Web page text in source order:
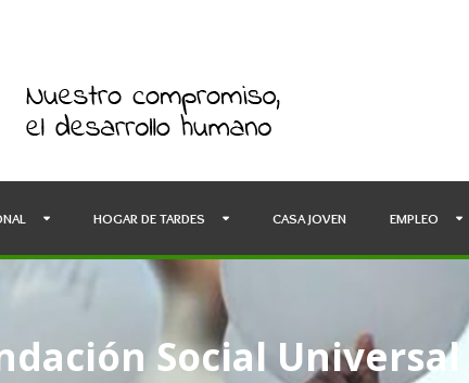
HOGAR DE TARDES CASA JOVEN EMPLEO
Social Universal